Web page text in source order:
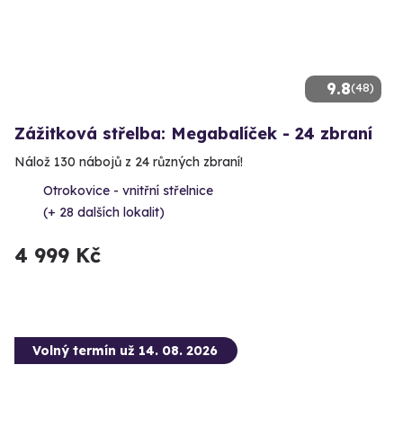
9.8(48)
Zážitková střelba: Megabalíček - 24 zbraní
Nálož 130 nábojů z 24 různých zbraní!
Otrokovice - vnitřní střelnice
(+ 28 dalších lokalit)
4 999 Kč
Volný termín už 14. 08. 2026